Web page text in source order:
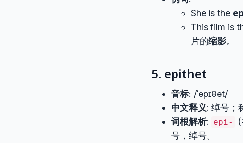
She is the
This film is
片的缩影。
5. epithet
音标: /ˈepɪθet/
中文释义: 绰号；
词根解析: epi-
号，绰号。